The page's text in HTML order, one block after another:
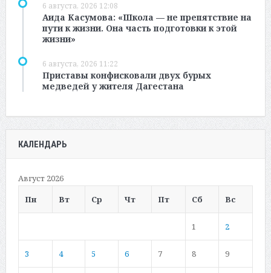
6 августа, 2026 12:08
Аида Касумова: «Школа — не препятствие на
пути к жизни. Она часть подготовки к этой
жизни»
6 августа, 2026 11:22
Приставы конфисковали двух бурых
медведей у жителя Дагестана
КАЛЕНДАРЬ
Август 2026
Пн
Вт Ср Чт Пт Сб Вс
1 2
3 4 5 6 7 8 9